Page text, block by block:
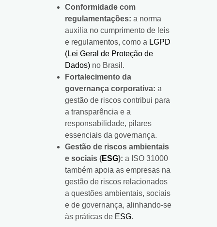
Conformidade com
regulamentações: a norma
auxilia no cumprimento de leis
e regulamentos, como a LGPD
(Lei Geral de Proteção de
Dados) no Brasil.
Fortalecimento da
governança corporativa: a
gestão de riscos contribui para
a transparência e a
responsabilidade, pilares
essenciais da governança.
Gestão de riscos ambientais
e sociais (ESG): a ISO 31000
também apoia as empresas na
gestão de riscos relacionados
a questões ambientais, sociais
e de governança, alinhando-se
às práticas de ESG.